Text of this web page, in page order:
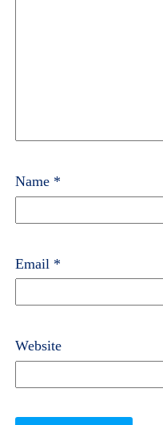
Name *
Email *
Website